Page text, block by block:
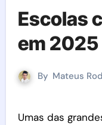
Escolas
em 2025
By Mateus
Umas das grandes pautas do Governador